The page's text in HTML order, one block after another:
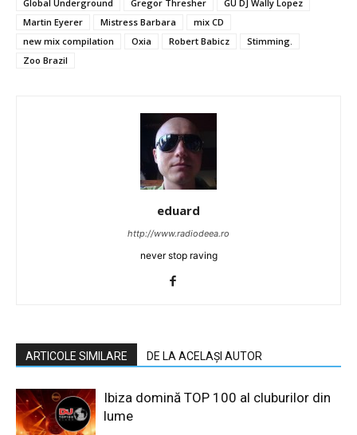
Global Underground
Gregor Thresher
GU DJ Wally Lopez
Martin Eyerer
Mistress Barbara
mix CD
new mix compilation
Oxia Robert Babicz
Stimming.
Zoo Brazil
eduard
http://www.radiodeea.ro
never stop raving
ARTICOLE SIMILARE DE LA ACELAȘI AUTOR
Ibiza domină TOP 100 al cluburilor din
lume